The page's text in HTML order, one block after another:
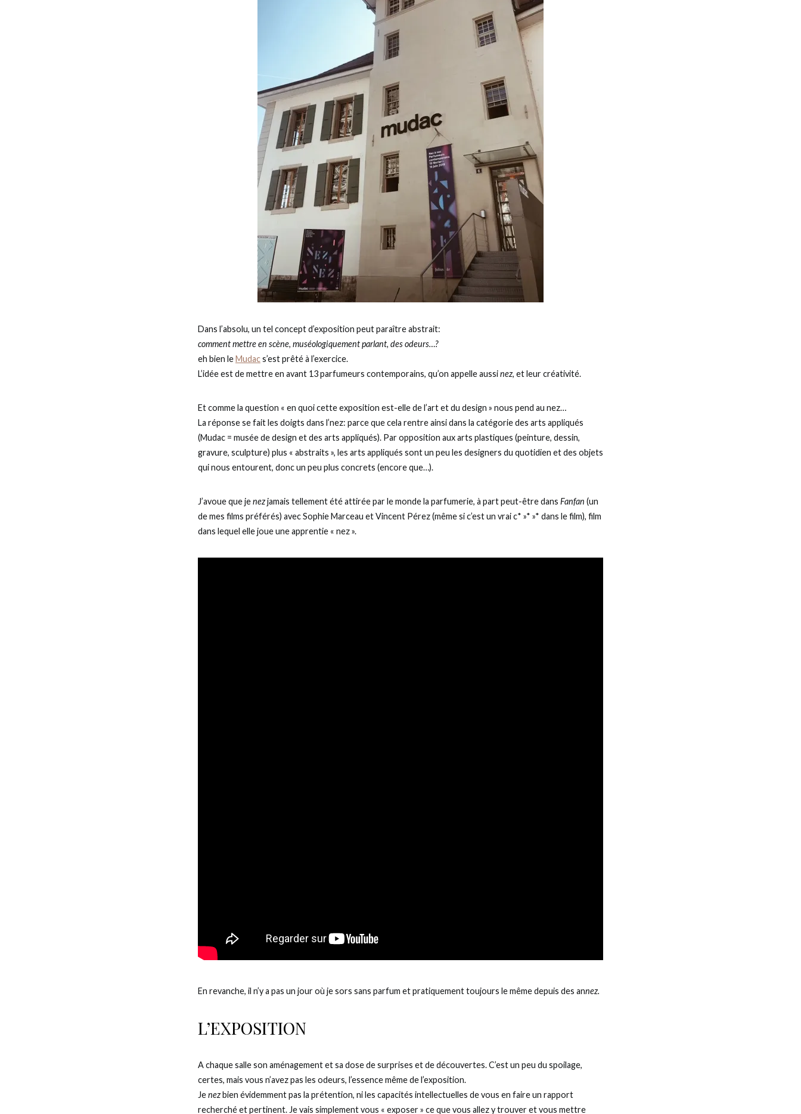
Dans l’absolu, un tel concept d’exposition peut paraître abstrait:
comment mettre en scène, muséologiquement parlant, des odeurs…?
eh bien le Mudacs’est prêté à l’exercice.
L’idée est de mettre en avant 13 parfumeurs contemporains, qu’on appelle aussinez, et leur créativité.
Et comme la question « en quoi cette exposition est-elle de l’art et du design » nous pend au nez…
La réponse se fait les doigts dans l’nez: parce que cela rentre ainsi dans la catégorie des arts appliqués
(Mudac = musée de design et des arts appliqués). Par opposition aux arts plastiques (peinture, dessin,
gravure, sculpture) plus « abstraits », les arts appliqués sont un peu les designers du quotidien et des objets
qui nous entourent, donc un peu plus concrets (encore que…).
J’avoue que jenezjamais tellement été attirée par le monde la parfumerie, à part peut-être dans Fanfan (un
de mes films préférés) avec Sophie Marceau et Vincent Pérez (même si c’est un vrai c* »* »* dans le film), film
dans lequel elle joue une apprentie « nez ».
En revanche, il n’y a pas un jour où je sors sans parfum et pratiquement toujours le même depuis des annez.
L’EXPOSITION
A chaque salle son aménagement et sa dose de surprises et de découvertes. C’est un peu du spoilage,
certes, mais vous n’avez pas les odeurs, l’essence même de l’exposition.
Jenez bien évidemment pas la prétention, ni les capacités intellectuelles de vous en faire un rapport
recherché et pertinent. Je vais simplement vous « exposer » ce que vous allez y trouver et vous mettre